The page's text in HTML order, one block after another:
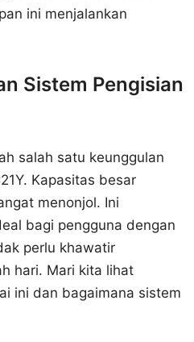
ini menjalankan
Sistem Pengisian
salah satu keunggulan
Kapasitas besar
menonjol. Ini
bagi pengguna dengan
perlu khawatir
hari. Mari kita lihat
ini dan bagaimana sistem